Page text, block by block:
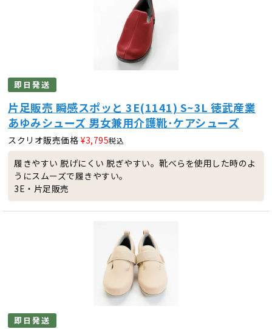
即日発送
片足販売 瞬感スポッと 3E(1141) S~3L 徳武産業
あゆみシューズ 男女兼用介護靴･ケアシューズ
スクリオ販売価格 ¥3,795税込
履きやすい 脱げにくい 脱ぎやすい。靴べらを使用した時のよ
うにスムーズで履きやすい。
3E・片足販売
即日発送